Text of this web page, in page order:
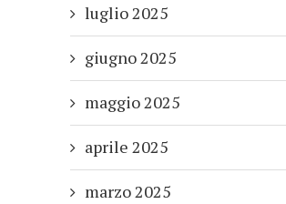
luglio 2025
giugno 2025
maggio 2025
aprile 2025
marzo 2025